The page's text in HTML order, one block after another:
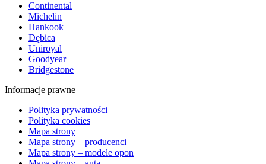
Continental
Michelin
Hankook
Dębica
Uniroyal
Goodyear
Bridgestone
Informacje prawne
Polityka prywatności
Polityka cookies
Mapa strony
Mapa strony – producenci
Mapa strony – modele opon